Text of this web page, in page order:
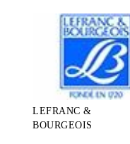
LEFRANC &
BOURGEOIS